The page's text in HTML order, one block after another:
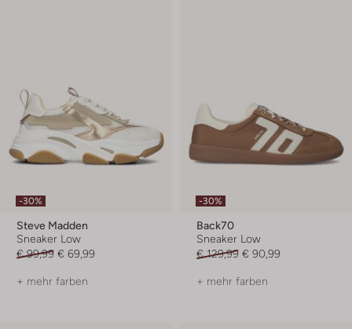
-30%
Steve Madden
Sneaker Low
€ 99,99 € 69,99
+ mehr farben
-30%
Back70
Sneaker Low
€ 129,99 € 90,99
+ mehr farben